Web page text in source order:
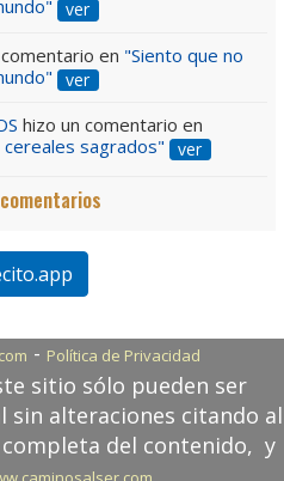
ver
en "Siento que no
ver
hizo un comentario en
sagrados"
ver
- Política de Privacidad
sitio sólo pueden ser
alteraciones citando al
del contenido, y